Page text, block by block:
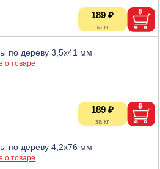
189 ₽
по дереву 3,5х41 мм
о товаре
189 ₽
по дереву 4,2х76 мм
о товаре